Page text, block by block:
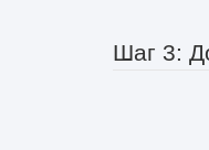
Шаг 3: